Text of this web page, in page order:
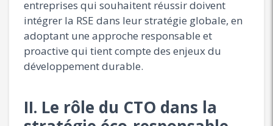
entreprises qui souhaitent réussir doivent
intégrer la RSE dans leur stratégie globale, en
adoptant une approche responsable et
proactive qui tient compte des enjeux du
développement durable.
II. Le rôle du CTO dans la